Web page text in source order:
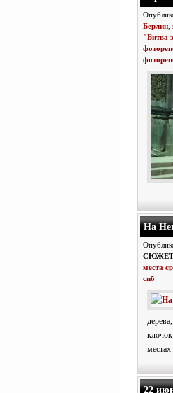
Берлин
"Битва
На
места
спб
22